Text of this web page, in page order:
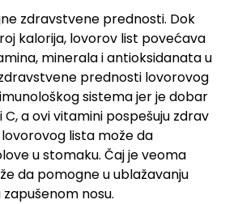
zdravstvene prednosti. Dok
kalorija, lovorov list povećava
minerala i antioksidanata u
prednosti lovorovog
sistema jer je dobar
C, a ovi vitamini pospešuju zdrav
lista može da
u stomaku. Čaj je veoma
da pomogne u ublažavanju
nosu.